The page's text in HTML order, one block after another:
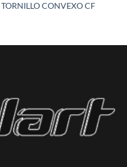
TORNILLO CONVEXO CF